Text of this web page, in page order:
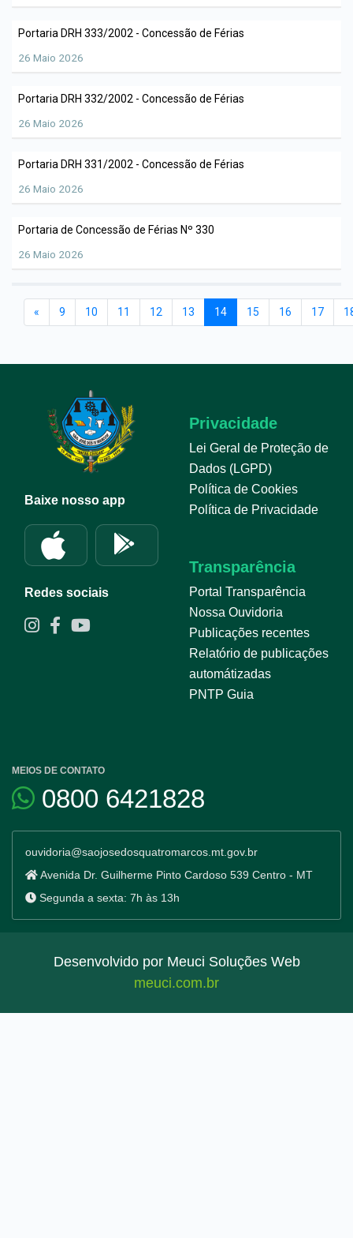
Portaria DRH 333/2002 - Concessão de Férias
26 Maio 2026
Portaria DRH 332/2002 - Concessão de Férias
26 Maio 2026
Portaria DRH 331/2002 - Concessão de Férias
26 Maio 2026
Portaria de Concessão de Férias Nº 330
26 Maio 2026
« 9 10 11 12 13 14 15 16 17
Baixe nosso app
Redes sociais
Privacidade
Lei Geral de Proteção de
Dados (LGPD)
Política de Cookies
Política de Privacidade
Transparência
Portal Transparência
Nossa Ouvidoria
Publicações recentes
Relatório de publicações
automátizadas
PNTP Guia
MEIOS DE CONTATO
0800 6421828
ouvidoria@saojosedosquatromarcos.mt.gov.br
Avenida Dr. Guilherme Pinto Cardoso 539 Centro - MT
Segunda a sexta: 7h às 13h
Desenvolvido por Meuci Soluções Web
meuci.com.br